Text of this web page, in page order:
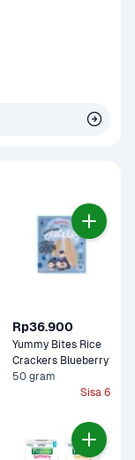
Rp36.900
Yummy Bites Rice
50 gram
Sisa 6